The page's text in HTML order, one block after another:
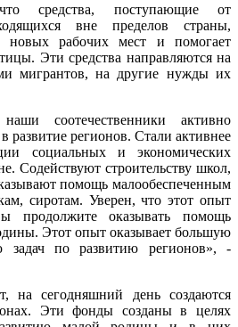
средства, поступающие от
вне пределов страны,
новых рабочих мест и помогает
Эти средства направляются на
мигрантов, на другие нужды их
соотечественники активно
развитие регионов. Стали активнее
социальных и экономических
Содействуют строительству школ,
помощь малообеспеченным
сиротам. Уверен, что этот опыт
продолжите оказывать помощь
Этот опыт оказывает большую
задач по развитию регионов», -
на сегодняшний день создаются
Эти фонды созданы в целях